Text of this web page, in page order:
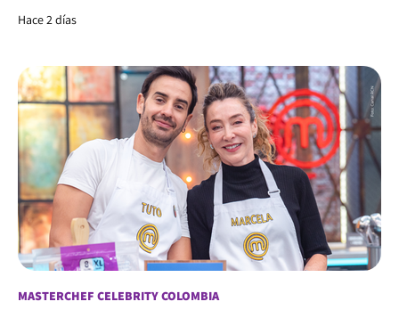
Hace 2 días
MASTERCHEF CELEBRITY COLOMBIA